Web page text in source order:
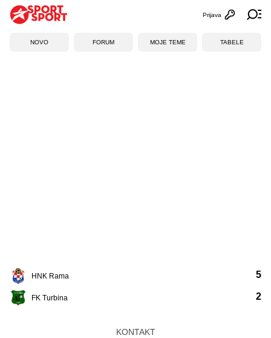
Otvori
Prijava
NOVO FORUM MOJE TEME TABELE
HNK Rama
FK Turbina
5
2
KONTAKT